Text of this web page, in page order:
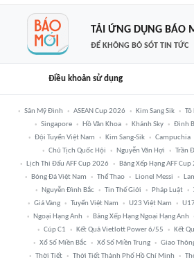
TẢI ỨNG DỤNG BÁO
ĐỂ KHÔNG BỎ SÓT TIN TỨC
Điều khoản sử dụng
Sân Mỹ Đình ASEAN Cup 2026 Kim Sang Sik Tô
Singapore
Hồ Văn Khoa Khánh Sky Đình
Đội Tuyển Việt Nam
Kim Sang-Sik Campuchia
Chủ Tịch Quốc Hội
Nguyễn Văn Hợi Trần
Lịch Thi Đấu AFF Cup 2026
Bảng Xếp Hạng AFF Cup
Bóng Đá Việt Nam
Thể Thao Lionel Messi
Nguyễn Đình Bắc
Tin Thế Giới Pháp Luật
Giá Vàng
Tuyển Việt Nam U23 Việt Nam
Ngoại Hạng Anh
Bảng Xếp Hạng Ngoại Hạng Anh
Cúp C1
Kết Quả Vietlott Power 6/55 Kết
Xổ Số Miền Bắc
Xổ Số Miền Trung Giao
Thời Tiết
Thời Tiết Thành Phố Hồ Chí Minh